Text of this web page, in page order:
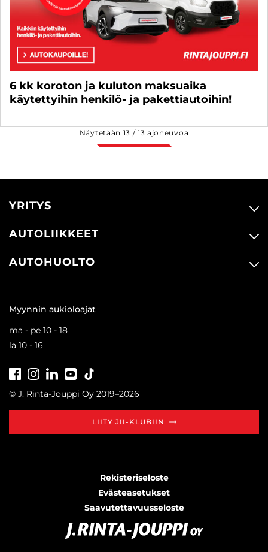
6 kk koroton ja kuluton maksuaika
käytettyihin henkilö- ja pakettiautoihin!
Näytetään 13 /13 ajoneuvoa
YRITYS
AUTOLIIKKEET
AUTOHUOLTO
Myynnin aukioloajat
ma - pe 10 - 18
la 10 - 16
FacebookInstagramLinkedInYoutube
© J. Rinta-Jouppi Oy 2019–2026
LIITY JII-KLUBIIN
Rekisteriseloste
Evästeasetukset
Saavutettavuusseloste